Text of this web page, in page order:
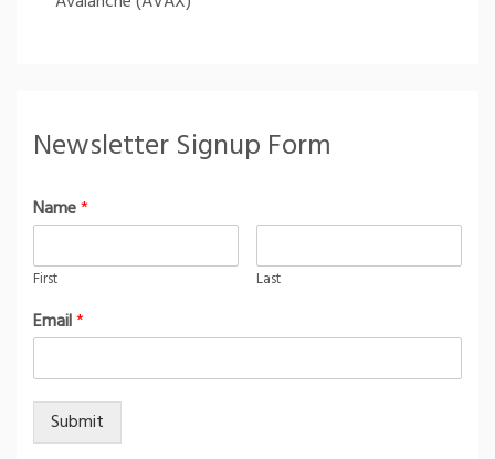
Newsletter Signup Form
Name*
First Last
Email*
Submit